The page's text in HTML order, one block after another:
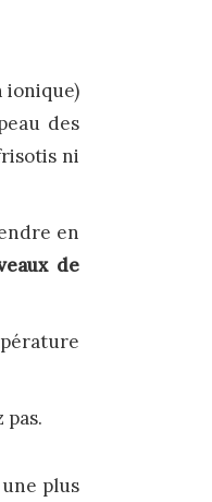
ionique)
des
ni
en
de
pas.
plus